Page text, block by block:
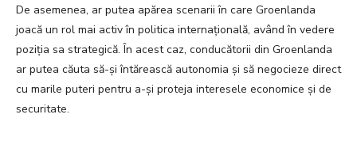
De asemenea, ar putea apărea scenarii în care Groenlanda
joacă un rol mai activ în politica internațională, având în vedere
poziția sa strategică. În acest caz, conducătorii din Groenlanda
ar putea căuta să-și întărească autonomia și să negocieze direct
cu marile puteri pentru a-și proteja interesele economice și de
securitate.